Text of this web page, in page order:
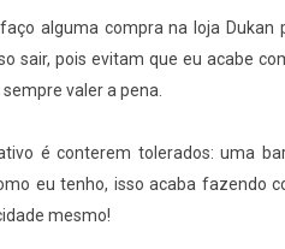
alguma compra na loja Dukan
sair, pois evitam que eu acabe
valer a pena.
é conterem tolerados: uma
eu tenho, isso acaba fazendo
mesmo!